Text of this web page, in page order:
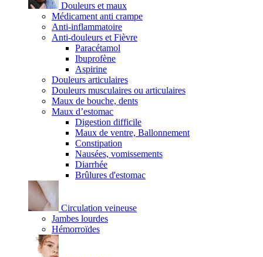
Douleurs et maux
Médicament anti crampe
Anti-inflammatoire
Anti-douleurs et Fièvre
Paracétamol
Ibuprofène
Aspirine
Douleurs articulaires
Douleurs musculaires ou articulaires
Maux de bouche, dents
Maux d’estomac
Digestion difficile
Maux de ventre, Ballonnement
Constipation
Nausées, vomissements
Diarrhée
Brûlures d'estomac
Circulation veineuse
Jambes lourdes
Hémorroïdes